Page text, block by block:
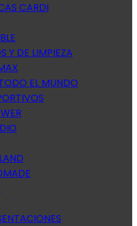
CARDI
Y DE LIMPIEZA
EL MUNDO